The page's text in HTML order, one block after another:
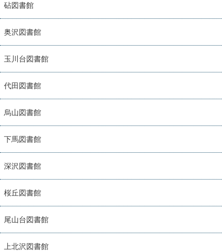
砧図書館
奥沢図書館
玉川台図書館
代田図書館
烏山図書館
下馬図書館
深沢図書館
桜丘図書館
尾山台図書館
上北沢図書館